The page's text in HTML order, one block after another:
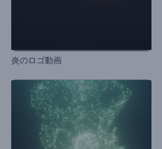
炎のロゴ動画